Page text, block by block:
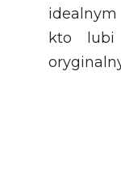
kto lubi